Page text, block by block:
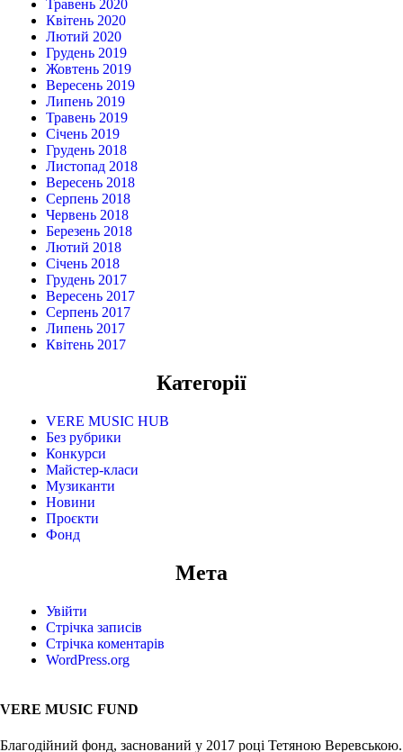
Травень 2020
Квітень 2020
Лютий 2020
Грудень 2019
Жовтень 2019
Вересень 2019
Липень 2019
Травень 2019
Січень 2019
Грудень 2018
Листопад 2018
Вересень 2018
Серпень 2018
Червень 2018
Березень 2018
Лютий 2018
Січень 2018
Грудень 2017
Вересень 2017
Серпень 2017
Липень 2017
Квітень 2017
Категорії
VERE MUSIC HUB
Без рубрики
Конкурси
Майстер-класи
Музиканти
Новини
Проєкти
Фонд
Мета
Увійти
Стрічка записів
Стрічка коментарів
WordPress.org
VERE MUSIC FUND
Благодійний фонд, заснований у 2017 році Тетяною Веревською.